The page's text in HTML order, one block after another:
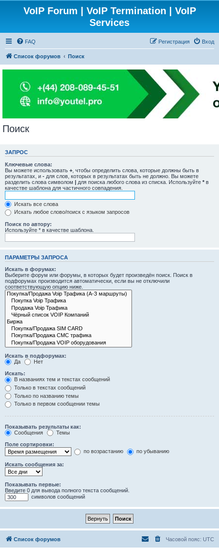
VoIP Forum | VoIP Termination | VoIP
Services
FAQ Вход
Регистрация
Список форумов Поиск
Поиск
ЗАПРОС
Ключевые слова:
Вы можете использовать + , чтобы определить слова, которые должны быть в
результатах, и - для слов, которых в результатах быть не должно. Вы можете
разделить слова символом | для поиска любого слова из списка. Используйте * в
качестве шаблона для частичного совпадения.
Искать все слова
Искать любое слово/поиск с языком запросов
Поиск по автору:
Используйте * в качестве шаблона.
ПАРАМЕТРЫ ЗАПРОСА
Искать в форумах:
Выберите форум или форумы, в которых будет произведён поиск. Поиск в
подфорумах производится автоматически, если вы не отключили
соответствующую опцию ниже.
Искать в подфорумах:
Да
Нет
Искать:
В названиях тем и текстах сообщений
Только в текстах сообщений
Только по названию темы
Только в первом сообщении темы
Показывать результаты как:
Сообщения
Темы
Поле сортировки:
по возрастанию
по убыванию
Искать сообщения за:
Показывать первые:
Введите 0 для вывода полного текста сообщений.
символов сообщений
Список форумов Часовой пояс: UTC